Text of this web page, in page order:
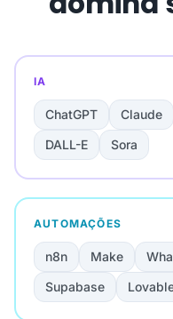
IA
ChatGPT Claude
DALL-E
Sora
AUTOMAÇÕES
n8n Make
Supabase